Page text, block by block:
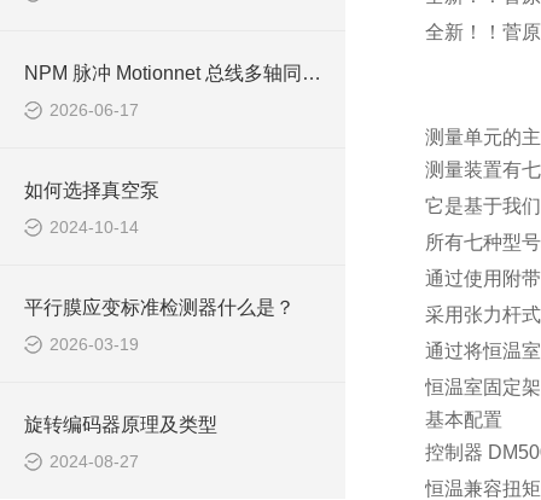
NPM 脉冲 Motionnet 总线多轴同步 反应釜多级搅拌精准控速
2026-06-17
如何选择真空泵
2024-10-14
平行膜应变标准检测器什么是？
2026-03-19
旋转编码器原理及类型
2024-08-27
全新！！菅
测量单元的
测量装置有
它是基于我
所有七种型
通过使用附
采用张力杆
通过将恒温
恒温室固定
基本配置
控制器
恒温兼容扭